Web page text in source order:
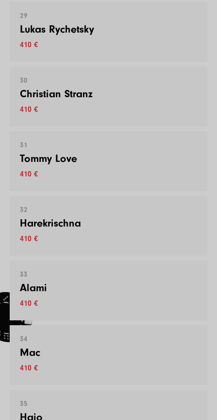
29
Lukas Rychetsky
410 €
30
Christian Stranz
410 €
31
Tommy Love
410 €
32
Harekrischna
410 €
33
Alami
410 €
34
Mac
410 €
35
Hajo